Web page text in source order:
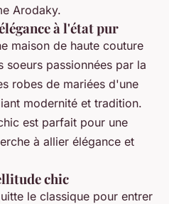
Arodaky.
à l'état pur
maison de haute couture
passionnées par la
robes de mariées d'une
modernité et tradition.
est parfait pour une
à allier élégance et
chic
le classique pour entrer